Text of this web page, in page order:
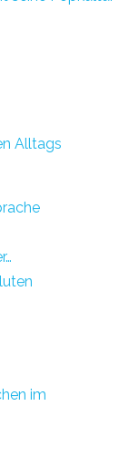
Alltags
im